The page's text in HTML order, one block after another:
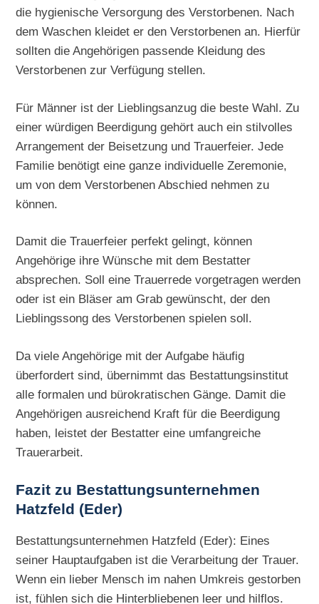
die hygienische Versorgung des Verstorbenen. Nach
dem Waschen kleidet er den Verstorbenen an. Hierfür
sollten die Angehörigen passende Kleidung des
Verstorbenen zur Verfügung stellen.
Für Männer ist der Lieblingsanzug die beste Wahl. Zu
einer würdigen Beerdigung gehört auch ein stilvolles
Arrangement der Beisetzung und Trauerfeier. Jede
Familie benötigt eine ganze individuelle Zeremonie,
um von dem Verstorbenen Abschied nehmen zu
können.
Damit die Trauerfeier perfekt gelingt, können
Angehörige ihre Wünsche mit dem Bestatter
absprechen. Soll eine Trauerrede vorgetragen werden
oder ist ein Bläser am Grab gewünscht, der den
Lieblingssong des Verstorbenen spielen soll.
Da viele Angehörige mit der Aufgabe häufig
überfordert sind, übernimmt das Bestattungsinstitut
alle formalen und bürokratischen Gänge. Damit die
Angehörigen ausreichend Kraft für die Beerdigung
haben, leistet der Bestatter eine umfangreiche
Trauerarbeit.
Fazit zu Bestattungsunternehmen
Hatzfeld (Eder)
Bestattungsunternehmen Hatzfeld (Eder): Eines
seiner Hauptaufgaben ist die Verarbeitung der Trauer.
Wenn ein lieber Mensch im nahen Umkreis gestorben
ist, fühlen sich die Hinterbliebenen leer und hilflos.